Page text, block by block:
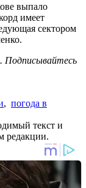
выпало
имеет
сектором
Подписывайтесь
, погода в
текст и
редакции.